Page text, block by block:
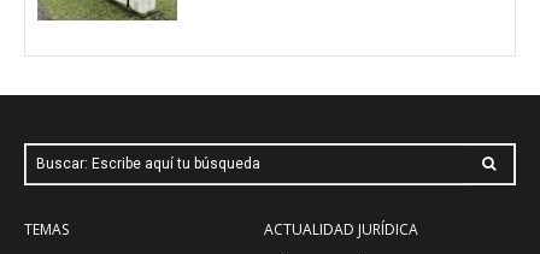
Buscar: Escribe aquí tu búsqueda
TEMAS
ACTUALIDAD JURÍDICA